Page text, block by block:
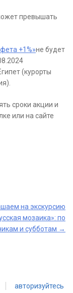
превышать
+1%»не будет
(курорты
сроки акции и
или на сайте
на экскурсию
мозаика»: по
и субботам →
авторизуйтесь